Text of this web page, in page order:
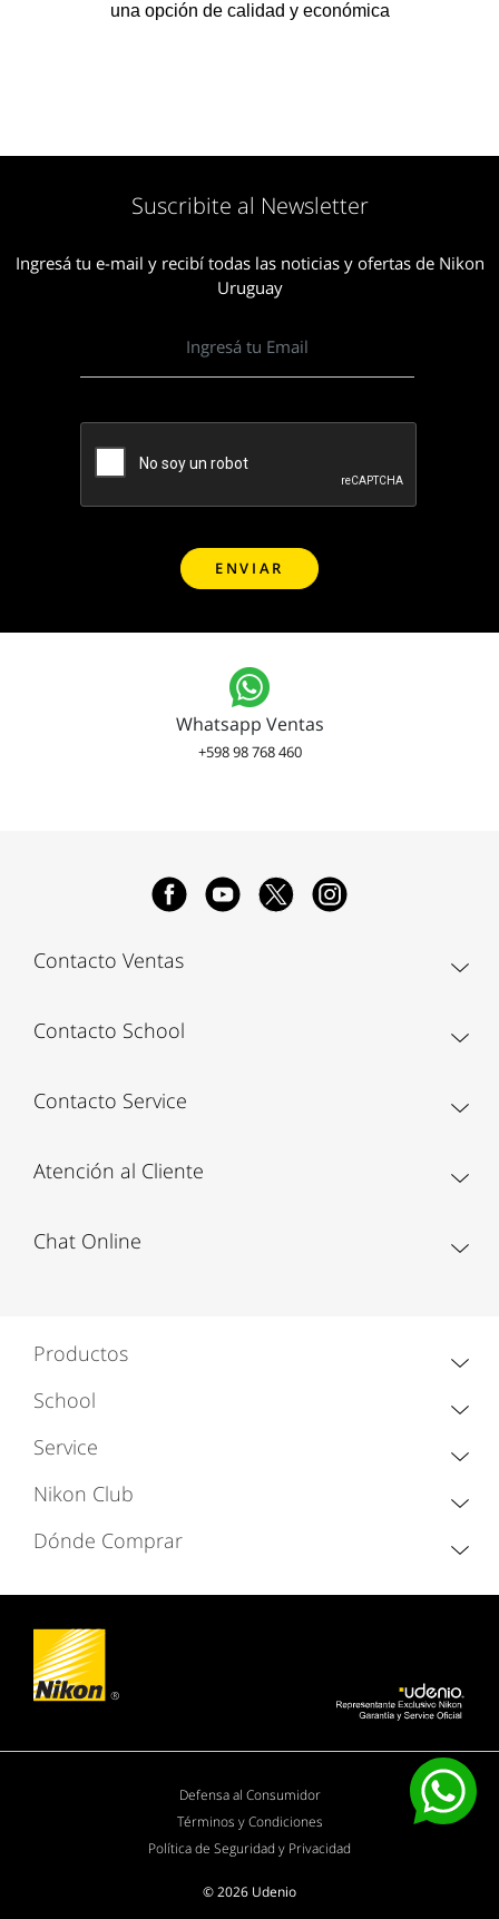
una opción de calidad y económica
Suscribite al Newsletter
Ingresá tu e-mail y recibí todas las noticias y ofertas de Nikon
Uruguay
Whatsapp Ventas
+598 98 768 460
Contacto Ventas
Contacto School
Contacto Service
Atención al Cliente
Chat Online
Productos
School
Service
Nikon Club
Dónde Comprar
© 2026 Udenio
Defensa al Consumidor
Términos y Condiciones
Política de Seguridad y Privacidad